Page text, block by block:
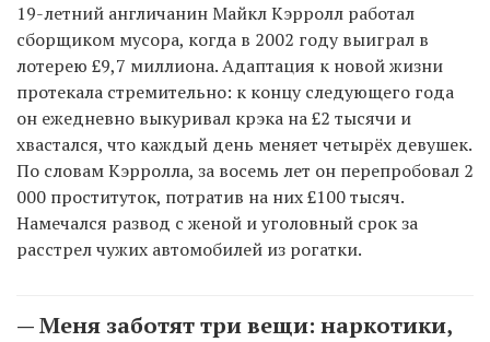
19-летний англичанин Майкл Кэрролл работал
сборщиком мусора, когда в 2002 году выиграл в
лотерею £9,7 миллиона. Адаптация к новой жизни
протекала стремительно: к концу следующего года
он ежедневно выкуривал крэка на £2 тысячи и
хвастался, что каждый день меняет четырёх девушек.
По словам Кэрролла, за восемь лет он перепробовал 2
000 проституток, потратив на них £100 тысяч.
Намечался развод с женой и уголовный срок за
расстрел чужих автомобилей из рогатки.
— Меня заботят три вещи: наркотики,